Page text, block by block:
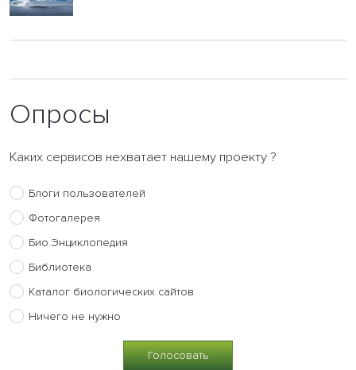
Опросы
Каких сервисов нехватает нашему проекту ?
Блоги пользователей
Фотогалерея
Био.Энциклопедия
Библиотека
Каталог биологических сайтов
Ничего не нужно